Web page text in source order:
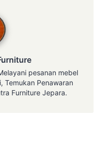
pesanan mebel
Temukan Penawaran
Furniture Jepara.